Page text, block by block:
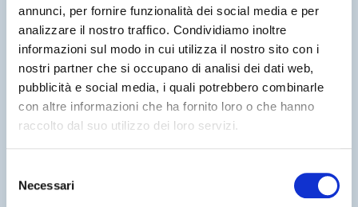
annunci, per fornire funzionalità dei social media e per
analizzare il nostro traffico. Condividiamo inoltre
informazioni sul modo in cui utilizza il nostro sito con i
nostri partner che si occupano di analisi dei dati web,
pubblicità e social media, i quali potrebbero combinarle
con altre informazioni che ha fornito loro o che hanno
raccolto dal suo utilizzo dei loro servizi.
delNecessari
Statistica,Statistica
01 Agosto 2004
Osservatorio Demografico 2003
residenti